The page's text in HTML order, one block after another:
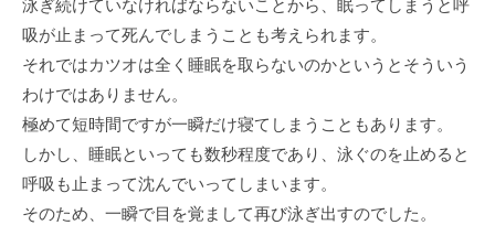
泳ぎ続けていなければならないことから、眠ってしまうと呼
吸が止まって死んでしまうことも考えられます。
それではカツオは全く睡眠を取らないのかというとそういう
わけではありません。
極めて短時間ですが一瞬だけ寝てしまうこともあります。
しかし、睡眠といっても数秒程度であり、泳ぐのを止めると
呼吸も止まって沈んでいってしまいます。
そのため、一瞬で目を覚まして再び泳ぎ出すのでした。